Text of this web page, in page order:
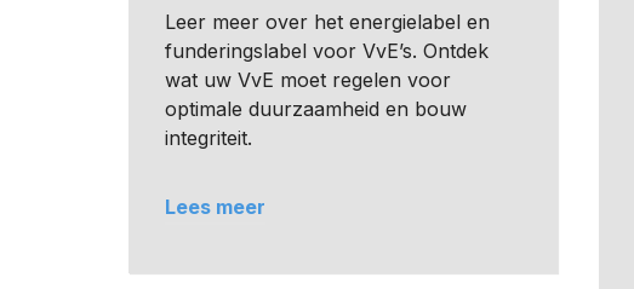
Leer meer over het energielabel en
funderingslabel voor VvE’s. Ontdek
wat uw VvE moet regelen voor
optimale duurzaamheid en bouw
integriteit.
Lees meer